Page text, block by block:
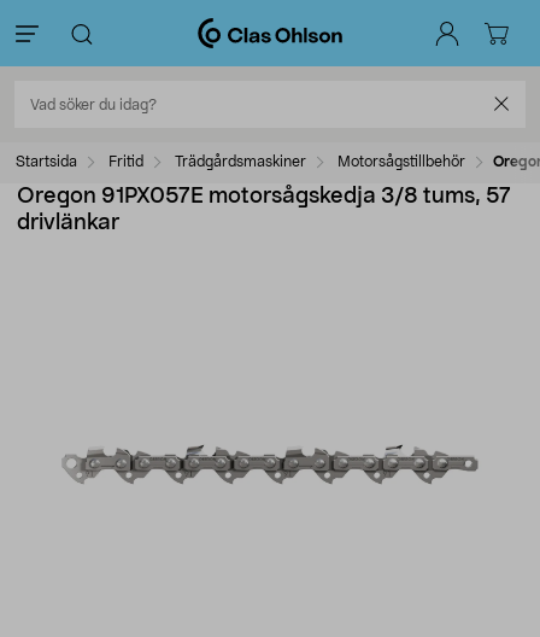
Startsida Fritid Trädgårdsmaskiner Motorsågstillbehör
Oregon 91PX057E motorsågskedja 3/8 tums, 57
drivlänkar